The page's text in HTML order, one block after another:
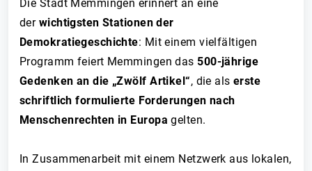
Die Stadt Memmingen erinnert an eine
derwichtigsten Stationen der
Demokratiegeschichte: Mit einem vielfältigen
Programm feiert Memmingen das 500-jährige
Gedenken an die „Zwölf Artikel“, die alserste
schriftlich formulierte Forderungen nach
Menschenrechten in Europa gelten.
In Zusammenarbeit mit einem Netzwerk aus lokalen,